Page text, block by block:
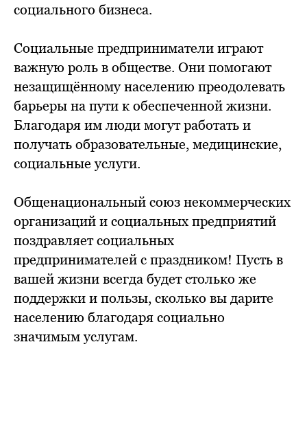
социального бизнеса.
Социальные предприниматели играют
важную роль в обществе. Они помогают
незащищённому населению преодолевать
барьеры на пути к обеспеченной жизни.
Благодаря им люди могут работать и
получать образовательные, медицинские,
социальные услуги.
Общенациональный союз некоммерческих
организаций и социальных предприятий
поздравляет социальных
предпринимателей с праздником! Пусть в
вашей жизни всегда будет столько же
поддержки и пользы, сколько вы дарите
населению благодаря социально
значимым услугам.